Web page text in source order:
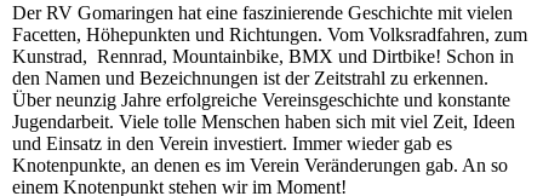
Der RV Gomaringen hat eine faszinierende Geschichte mit vielen
Facetten, Höhepunkten und Richtungen. Vom Volksradfahren, zum
Kunstrad, Rennrad, Mountainbike, BMX und Dirtbike! Schon in
den Namen und Bezeichnungen ist der Zeitstrahl zu erkennen.
Über neunzig Jahre erfolgreiche Vereinsgeschichte und konstante
Jugendarbeit. Viele tolle Menschen haben sich mit viel Zeit, Ideen
und Einsatz in den Verein investiert. Immer wieder gab es
Knotenpunkte, an denen es im Verein Veränderungen gab. An so
einem Knotenpunkt stehen wir im Moment!